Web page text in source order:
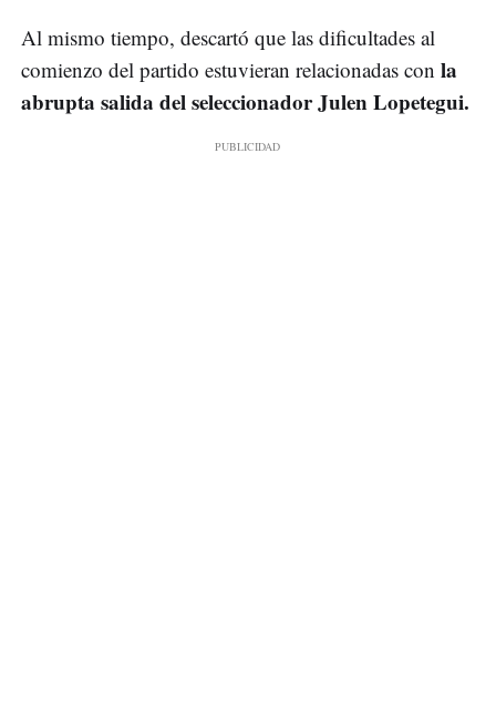
Al mismo tiempo, descartó que las dificultades al
comienzo del partido estuvieran relacionadas con la
abrupta salida del seleccionador Julen Lopetegui.